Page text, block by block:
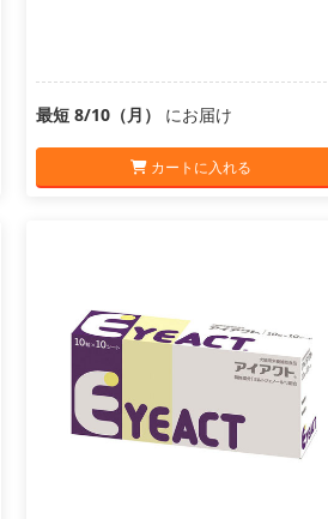
最短 8/10（月） にお届け
カートに入れる